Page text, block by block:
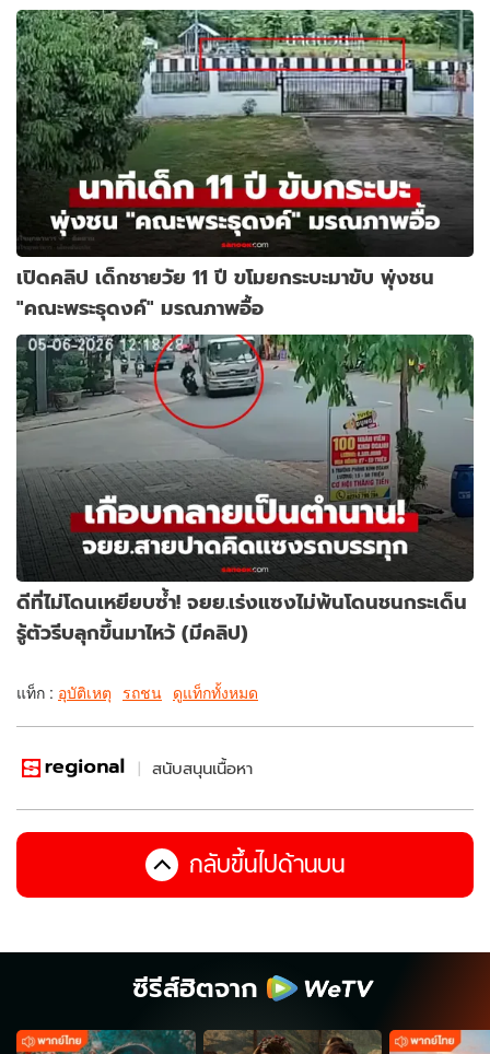
เปิดคลิป เด็กชายวัย 11 ปี ขโมยกระบะมาขับ พุ่งชน
"คณะพระธุดงค์" มรณภาพอื้อ
ดีที่ไม่โดนเหยียบซ้ำ! จยย.เร่งแซงไม่พ้นโดนชนกระเด็น
รู้ตัวรีบลุกขึ้นมาไหว้ (มีคลิป)
แท็ก : อุบัติเหตุ รถชน ดูแท็กทั้งหมด
สนับสนุนเนื้อหา
กลับขึ้นไปด้านบน
ซีรีส์ฮิตจาก